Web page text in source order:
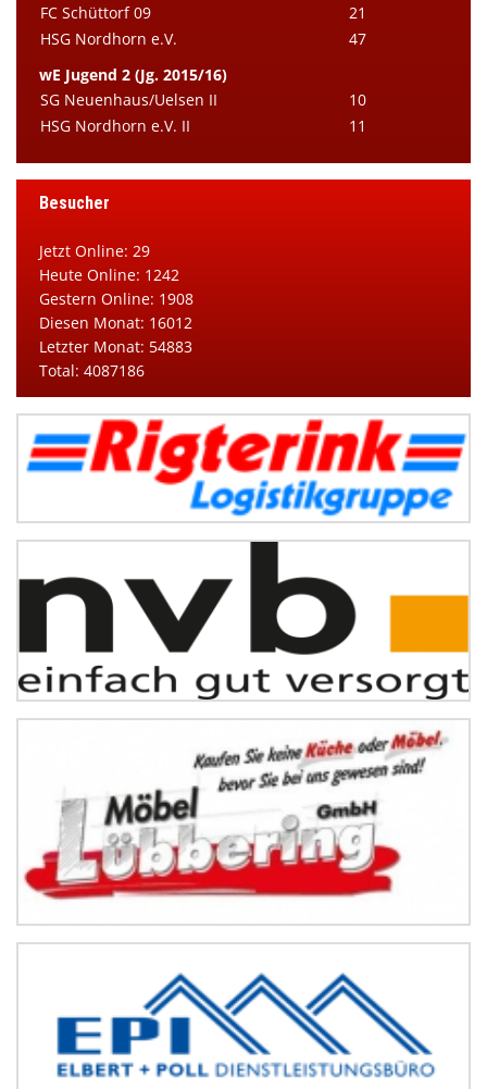
FC Schüttorf 09
21
HSG Nordhorn e.V.
47
wE Jugend 2 (Jg. 2015/16)
SG Neuenhaus/Uelsen II
10
HSG Nordhorn e.V. II
11
Besucher
Jetzt Online: 29
Heute Online: 1242
Gestern Online: 1908
Diesen Monat: 16012
Letzter Monat: 54883
Total: 4087186